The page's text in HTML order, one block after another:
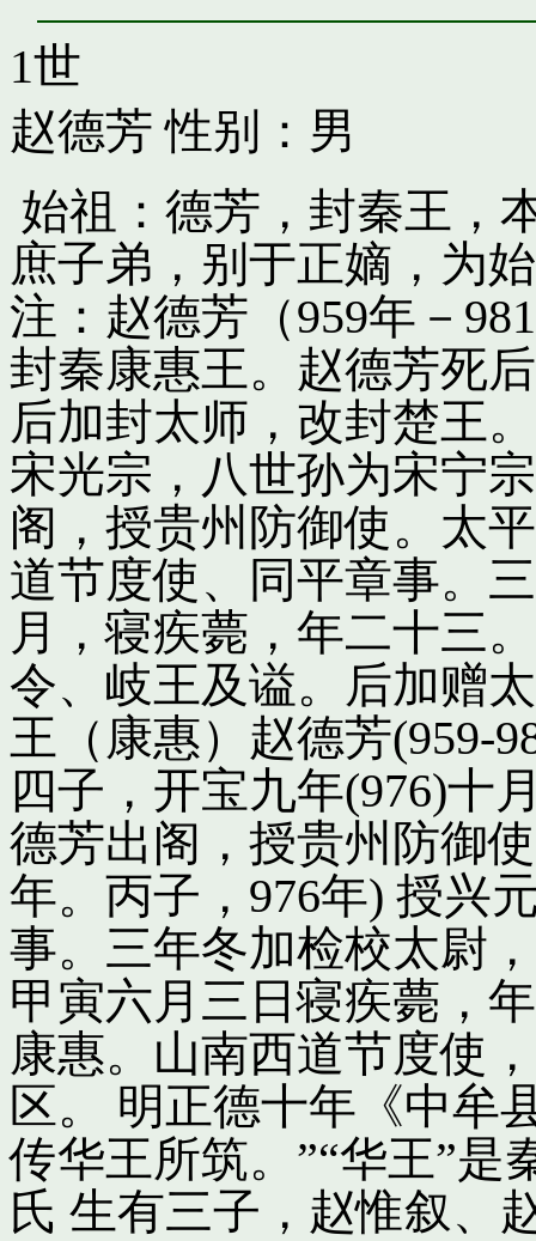
1世
赵德芳 性别：男
始祖：德芳，封秦王，
庶子弟，别于正嫡，为
注：赵德芳（959年－
封秦康惠王。赵德芳死
后加封太师，改封楚王
宋光宗，八世孙为宋宁
阁，授贵州防御使。太
道节度使、同平章事。
月，寝疾薨，年二十三
令、岐王及谥。后加赠
王（康惠）赵德芳(959-
四子，开宝九年(976)十
德芳出阁，授贵州防御
年。丙子，976年) 授兴
事。三年冬加检校太尉
甲寅六月三日寝疾薨，
康惠。山南西道节度使
区。 明正德十年《中牟
传华王所筑。”“华王”是
氏 生有三子，赵惟叙、